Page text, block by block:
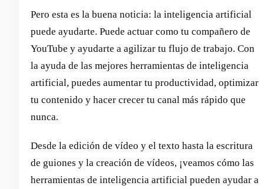
Pero esta es la buena noticia: la inteligencia artificial
puede ayudarte. Puede actuar como tu compañero de
YouTube y ayudarte a agilizar tu flujo de trabajo. Con
la ayuda de las mejores herramientas de inteligencia
artificial, puedes aumentar tu productividad, optimizar
tu contenido y hacer crecer tu canal más rápido que
nunca.
Desde la edición de vídeo y el texto hasta la escritura
de guiones y la creación de vídeos, ¡veamos cómo las
herramientas de inteligencia artificial pueden ayudar a